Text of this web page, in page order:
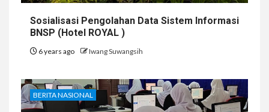
Sosialisasi Pengolahan Data Sistem Informasi
BNSP (Hotel ROYAL )
6 years ago Iwang Suwangsih
BERITA NASIONAL